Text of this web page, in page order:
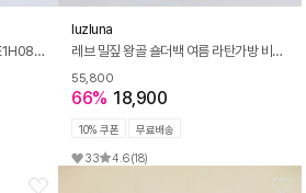
알도 멜로우백 사첼 백 - 블랙 ADE1H080HZ001
luzluna
레브 밀짚 왕골 숄더백 여름 라탄가방 비치백 휴양지가방
55,800
66% 18,900
10% 쿠폰 무료배송
33 4.6(18)